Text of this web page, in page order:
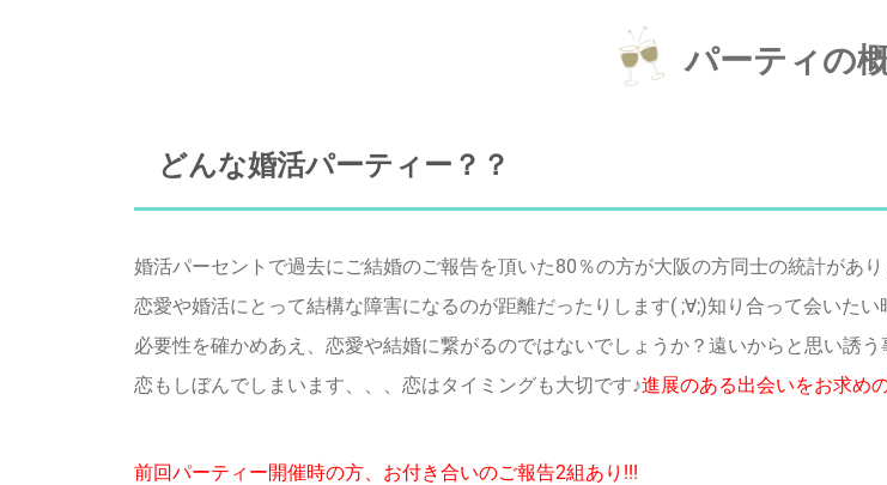
パーティの
どんな婚活パーティー？？
婚活パーセントで過去にご結婚のご報告を頂いた80％の方が大阪の方同士の統計があ
恋愛や婚活にとって結構な障害になるのが距離だったりします( ;∀;)知り合って会いた
必要性を確かめあえ、恋愛や結婚に繋がるのではないでしょうか？遠いからと思い誘
恋もしぼんでしまいます、、、恋はタイミングも大切です♪進展のある出会いをお求め
前回パーティー開催時の方、お付き合いのご報告2組あり!!!